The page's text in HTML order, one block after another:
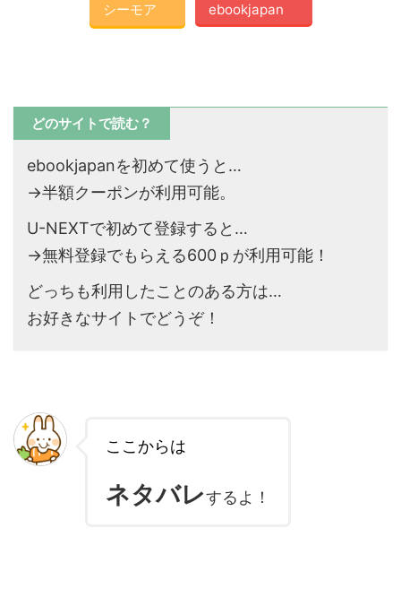
シーモア ebookjapan
どのサイトで読む？
ebookjapanを初めて使うと…
→半額クーポンが利用可能。
U-NEXTで初めて登録すると…
→無料登録でもらえる600ｐが利用可能！
どっちも利用したことのある方は…
お好きなサイトでどうぞ！
ここからは
ネタバレするよ！